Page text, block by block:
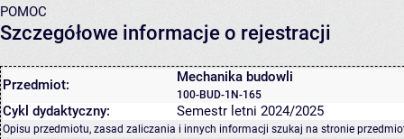
POMOC
Szczegółowe informacje o rejestracji
Przedmiot: Mechanika budowli
100-BUD-1N-165
Cykl dydaktyczny: Semestr letni 2024/2025
Opisu przedmiotu, zasad zaliczania i innych informacji szukaj na stronie